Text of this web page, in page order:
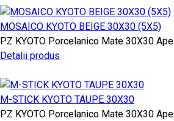
MOSAICO KYOTO BEIGE 30X30 (5X5)
PZ KYOTO Porcelanico Mate 30X30 Ape
Detalii produs
M-STICK KYOTO TAUPE 30X30
PZ KYOTO Porcelanico Mate 30X30 Ape